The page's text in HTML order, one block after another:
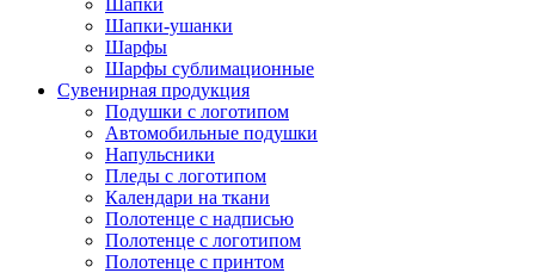
Шапки-ушанки
Шарфы
Шарфы сублимационные
Сувенирная продукция
Подушки с логотипом
Автомобильные подушки
Напульсники
Пледы с логотипом
Календари на ткани
Полотенце с надписью
Полотенце с логотипом
Полотенце с принтом